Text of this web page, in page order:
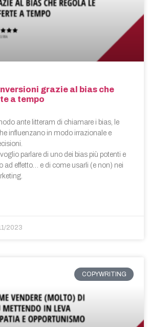
grazie al bias che
a tempo
ante litteram di chiamare i bias, le
influenzano in modo irrazionale e
parlare di uno dei bias più potenti e
ad effetto… e di come usarli (e non) nei
2023
COPYWRITING